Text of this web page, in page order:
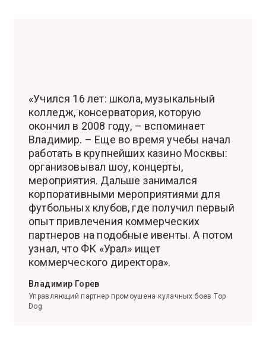
«Учился 16 лет: школа, музыкальный
колледж, консерватория, которую
окончил в 2008 году, – вспоминает
Владимир. – Еще во время учебы начал
работать в крупнейших казино Москвы:
организовывал шоу, концерты,
мероприятия. Дальше занимался
корпоративными мероприятиями для
футбольных клубов, где получил первый
опыт привлечения коммерческих
партнеров на подобные ивенты. А потом
узнал, что ФК «Урал» ищет
коммерческого директора».
Владимир Горев
Управляющий партнер промоушена кулачных боев Top
Dog